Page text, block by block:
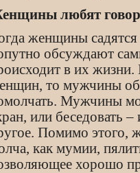
любят
женщины садятся
обсуждают
в их
то мужчины
Мужчины
или беседовать
Помимо этого,
как мумии,
хорошо